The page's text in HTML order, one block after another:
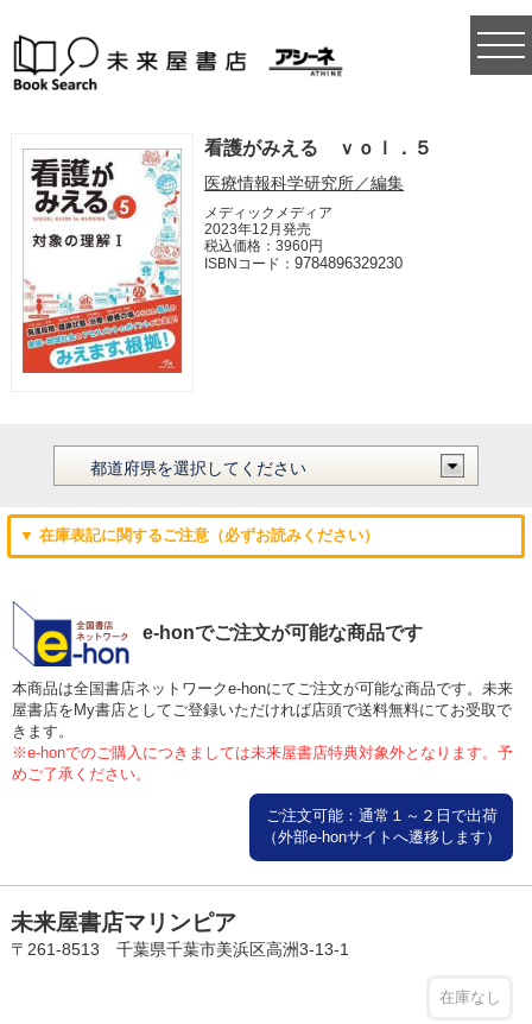
看護がみえる ｖｏｌ．５
医療情報科学研究所／編集
メディックメディア
2023年12月発売
税込価格：3960円
ISBNコード：9784896329230
▼ 在庫表記に関するご注意（必ずお読みください）
e-honでご注文が可能な商品です
本商品は全国書店ネットワークe-honにてご注文が可能な商品です。未来
屋書店をMy書店としてご登録いただければ店頭で送料無料にてお受取で
きます。
※e-honでのご購入につきましては未来屋書店特典対象外となります。予
めご了承ください。
ご注文可能：通常１～２日で出荷
（外部e-honサイトへ遷移します）
未来屋書店マリンピア
〒261-8513 千葉県千葉市美浜区高洲3-13-1
在庫なし